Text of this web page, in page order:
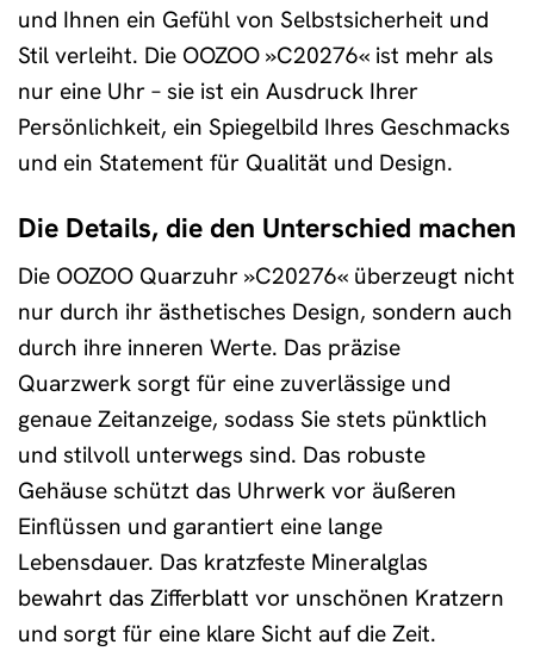
und Ihnen ein Gefühl von Selbstsicherheit und
Stil verleiht. Die OOZOO »C20276« ist mehr als
nur eine Uhr – sie ist ein Ausdruck Ihrer
Persönlichkeit, ein Spiegelbild Ihres Geschmacks
und ein Statement für Qualität und Design.
Die Details, die den Unterschied machen
Die OOZOO Quarzuhr »C20276« überzeugt nicht
nur durch ihr ästhetisches Design, sondern auch
durch ihre inneren Werte. Das präzise
Quarzwerk sorgt für eine zuverlässige und
genaue Zeitanzeige, sodass Sie stets pünktlich
und stilvoll unterwegs sind. Das robuste
Gehäuse schützt das Uhrwerk vor äußeren
Einflüssen und garantiert eine lange
Lebensdauer. Das kratzfeste Mineralglas
bewahrt das Zifferblatt vor unschönen Kratzern
und sorgt für eine klare Sicht auf die Zeit.